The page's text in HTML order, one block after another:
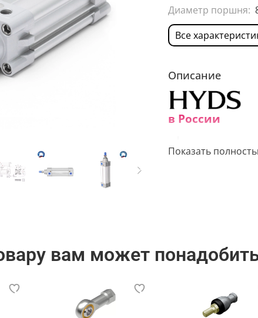
Диаметр поршня:
Все
Описание
в России
Средний
Показать
вам может